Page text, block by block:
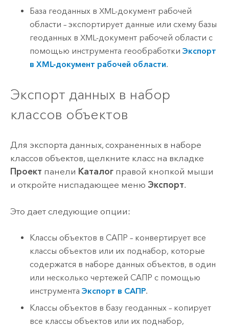
База геоданных в XML-документ рабочей
области – экспортирует данные или схему базы
геоданных в XML-документ рабочей области с
помощью инструмента геообработкиЭкспорт
в XML-документ рабочей области.
Экспорт данных в набор
классов объектов
Для экспорта данных, сохраненных в наборе
классов объектов, щелкните класс на вкладке
Проект панели Каталогправой кнопкой мыши
и откройте ниспадающее меню Экспорт.
Это дает следующие опции:
Классы объектов в САПР – конвертирует все
классы объектов или их поднабор, которые
содержатся в наборе данных объектов, в один
или несколько чертежей САПР с помощью
инструментаЭкспорт в САПР.
Классы объектов в базу геоданных – копирует
все классы объектов или их поднабор,